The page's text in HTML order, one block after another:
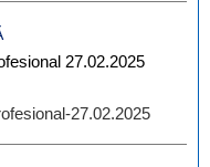
27.02.2025
27.02.2025